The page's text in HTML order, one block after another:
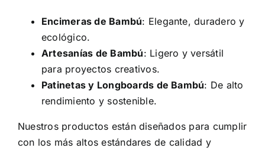
Encimeras de Bambú: Elegante, duradero y
ecológico.
Artesanías de Bambú: Ligero y versátil
para proyectos creativos.
Patinetas y Longboards de Bambú: De alto
rendimiento y sostenible.
Nuestros productos están diseñados para cumplir
con los más altos estándares de calidad y